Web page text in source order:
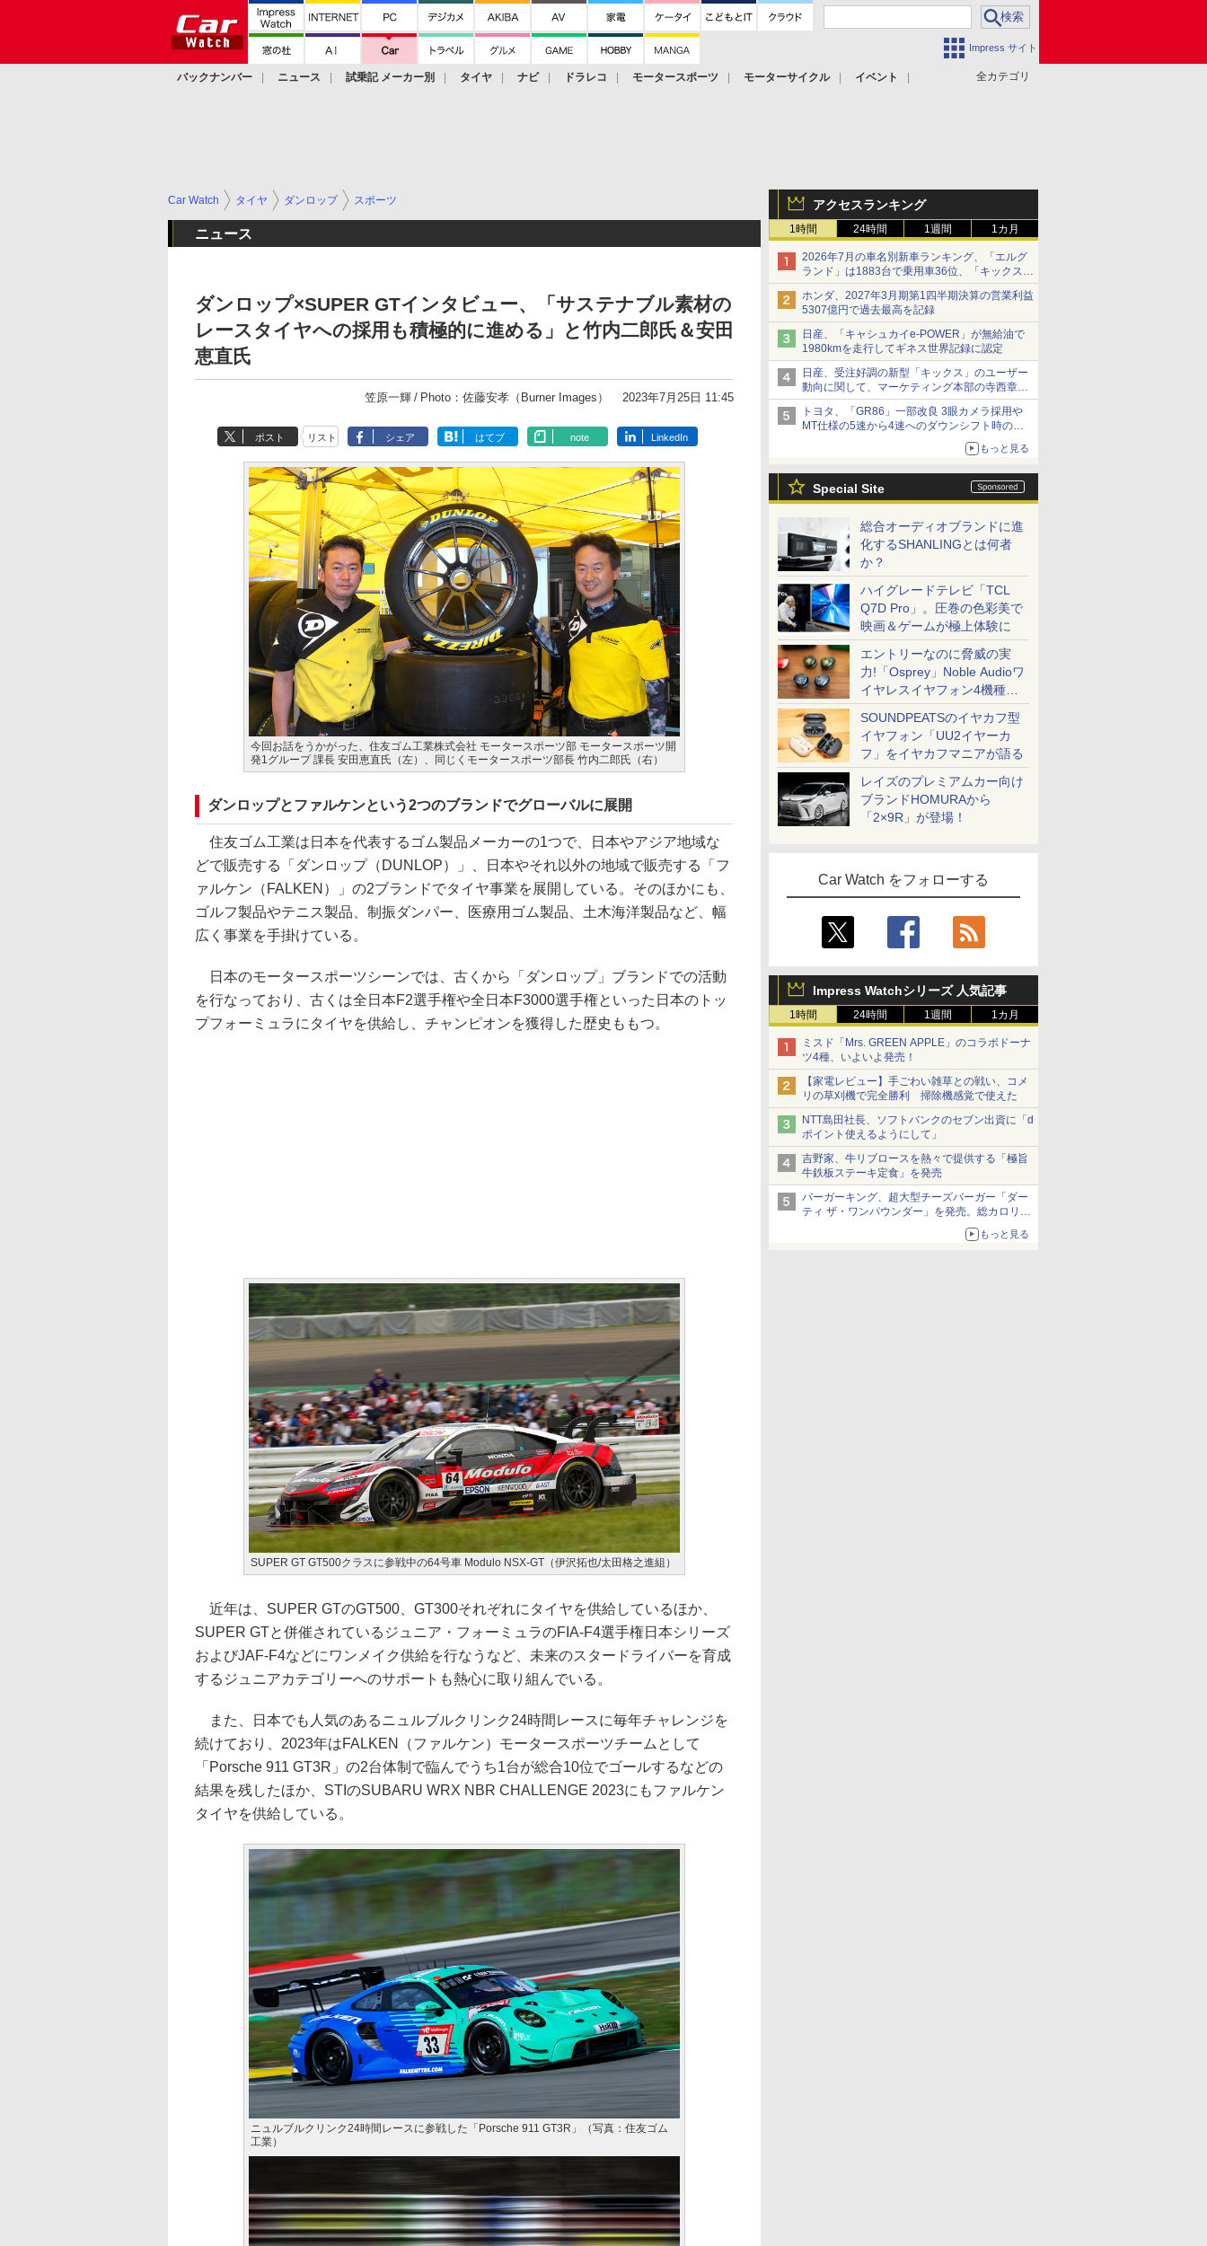
Impress サイト
全カテゴリ
バックナンバー ニュース 試乗記 メーカー別 タイヤ ナビ ドラレコ モータースポーツ モーターサイクル
イベント
アクセスランキング
1時間 24時間 1週間 1カ月
2026年7月の車名別新車ランキング、「エルグ
ランド」は1883台で乗用車36位、「キックス」
は2591台で27位に
ホンダ、2027年3月期第1四半期決算の営業利益
5307億円で過去最高を記録
日産、「キャシュカイe-POWER」が無給油で
1980kmを走行してギネス世界記録に認定
日産、受注好調の新型「キックス」のユーザー
動向に関して、マーケティング本部の寺西章氏
が解説
トヨタ、「GR86」一部改良 3眼カメラ採用や
MT仕様の5速から4速へのダウンシフト時の操
もっと見る
Special Site
総合オーディオブランドに進
化するSHANLINGとは何者
か？
ハイグレードテレビ「TCL
Q7D Pro」。圧巻の色彩美で
映画＆ゲームが極上体験に
エントリーなのに脅威の実
力!「Osprey」Noble Audioワ
イヤレスイヤフォン4機種を
一気に聴く
SOUNDPEATSのイヤカフ型
イヤフォン「UU2イヤーカ
フ」をイヤカフマニアが語る
レイズのプレミアムカー向け
ブランドHOMURAから
「2×9R」が登場！
Car Watch をフォローする
Impress Watchシリーズ 人気記事
1時間 24時間 1週間 1カ月
ミスド「Mrs. GREEN APPLE」のコラボドーナ
ツ4種、いよいよ発売！
【家電レビュー】手ごわい雑草との戦い、コメ
リの草刈機で完全勝利 掃除機感覚で使えた
NTT島田社長、ソフトバンクのセブン出資に「d
ポイント使えるようにして」
吉野家、牛リブロースを熱々で提供する「極旨
牛鉄板ステーキ定食」を発売
バーガーキング、超大型チーズバーガー「ダー
ティ ザ・ワンパウンダー」を発売。総カロリー
もっと見る
Car Watch タイヤ ダンロップ スポーツ
ニュース
ダンロップ×SUPER GTインタビュー、「サステナブル素材の
レースタイヤへの採用も積極的に進める」と竹内二郎氏＆安田
恵直氏
笠原一輝 Photo：佐藤安孝（Burner Images） 2023年7月25日 11:45
ポスト リスト シェア はてブ note LinkedIn
今回お話をうかがった、住友ゴム工業株式会社 モータースポーツ部 モータースポーツ開
発1グループ 課長 安田恵直氏（左）、同じくモータースポーツ部長 竹内二郎氏（右）
ダンロップとファルケンという2つのブランドでグローバルに展開
住友ゴム工業は日本を代表するゴム製品メーカーの1つで、日本やアジア地域な
どで販売する「ダンロップ（DUNLOP）」、日本やそれ以外の地域で販売する「フ
ァルケン（FALKEN）」の2ブランドでタイヤ事業を展開している。そのほかにも、
ゴルフ製品やテニス製品、制振ダンパー、医療用ゴム製品、土木海洋製品など、幅
広く事業を手掛けている。
日本のモータースポーツシーンでは、古くから「ダンロップ」ブランドでの活動
を行なっており、古くは全日本F2選手権や全日本F3000選手権といった日本のトッ
プフォーミュラにタイヤを供給し、チャンピオンを獲得した歴史ももつ。
SUPER GT GT500クラスに参戦中の64号車 Modulo NSX-GT（伊沢拓也/太田格之進組）
近年は、SUPER GTのGT500、GT300それぞれにタイヤを供給しているほか、
SUPER GTと併催されているジュニア・フォーミュラのFIA-F4選手権日本シリーズ
およびJAF-F4などにワンメイク供給を行なうなど、未来のスタードライバーを育成
するジュニアカテゴリーへのサポートも熱心に取り組んでいる。
また、日本でも人気のあるニュルブルクリンク24時間レースに毎年チャレンジを
続けており、2023年はFALKEN（ファルケン）モータースポーツチームとして
「Porsche 911 GT3R」の2台体制で臨んでうち1台が総合10位でゴールするなどの
結果を残したほか、STIのSUBARU WRX NBR CHALLENGE 2023にもファルケン
タイヤを供給している。
ニュルブルクリンク24時間レースに参戦した「Porsche 911 GT3R」（写真：住友ゴム
工業）